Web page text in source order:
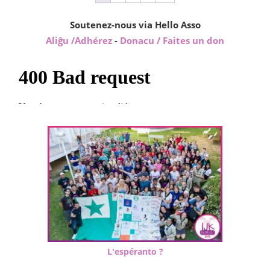
Soutenez-nous via Hello Asso
Aliĝu /Adhérez - Donacu / Faites un don
L'espéranto ?